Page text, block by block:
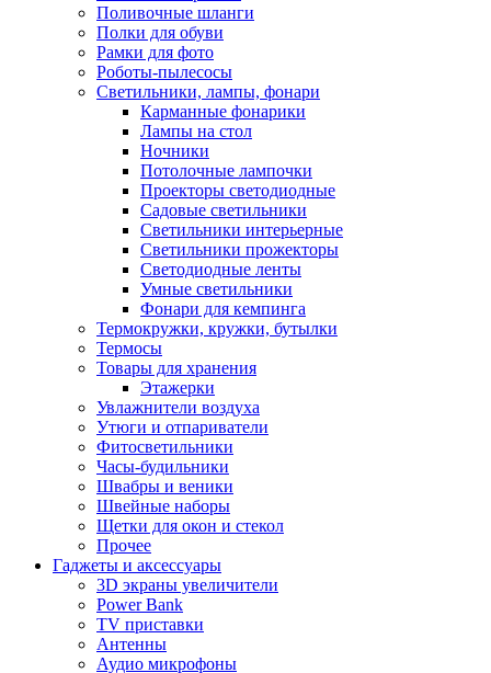
Поливочные шланги
Полки для обуви
Рамки для фото
Роботы-пылесосы
Светильники, лампы, фонари
Карманные фонарики
Лампы на стол
Ночники
Потолочные лампочки
Проекторы светодиодные
Садовые светильники
Светильники интерьерные
Светильники прожекторы
Светодиодные ленты
Умные светильники
Фонари для кемпинга
Термокружки, кружки, бутылки
Термосы
Товары для хранения
Этажерки
Увлажнители воздуха
Утюги и отпариватели
Фитосветильники
Часы-будильники
Швабры и веники
Швейные наборы
Щетки для окон и стекол
Прочее
Гаджеты и аксессуары
3D экраны увеличители
Power Bank
TV приставки
Антенны
Аудио микрофоны